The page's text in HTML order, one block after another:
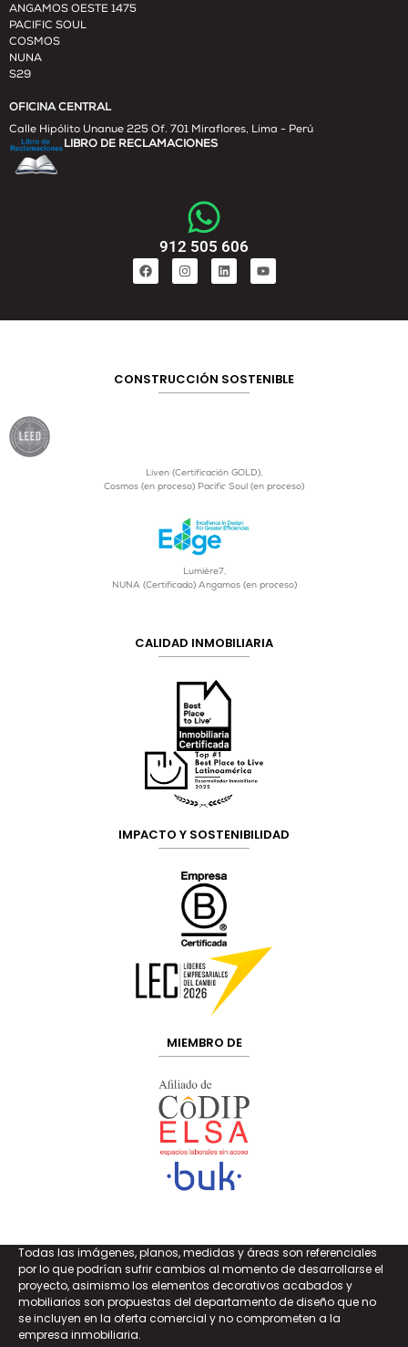
ANGAMOS OESTE 1475
PACIFIC SOUL
COSMOS
NUNA
S29
OFICINA CENTRAL
Calle Hipólito Unanue 225 Of. 701 Miraflores, Lima - Perú
LIBRO DE RECLAMACIONES
912 505 606
CONSTRUCCIÓN SOSTENIBLE
Liven (Certificación GOLD),
Cosmos (en proceso) Pacific Soul (en proceso)
Lumière7,
NUNA (Certificado) Angamos (en proceso)
CALIDAD INMOBILIARIA
IMPACTO Y SOSTENIBILIDAD
MIEMBRO DE
Todas las imágenes, planos, medidas y áreas son referenciales
por lo que podrían sufrir cambios al momento de desarrollarse el
proyecto, asimismo los elementos decorativos acabados y
mobiliarios son propuestas del departamento de diseño que no
se incluyen en la oferta comercial y no comprometen a la
empresa inmobiliaria.